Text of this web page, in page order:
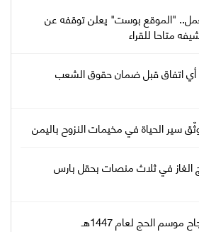
"الموقع بوست" يعلن توقفه عن
متاحا للقراء
أي اتفاق قبل ضمان حقوق الشعب
سير الحياة في مخيمات النزوح باليمن
الغاز في ثلاث منصات بحقل بارس
الحج لعام 1447هـ